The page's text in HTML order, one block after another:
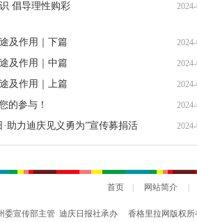
倡导理性购彩
及作用｜下篇
及作用｜中篇
及作用｜上篇
的参与！
·助力迪庆见义勇为”宣传募捐活